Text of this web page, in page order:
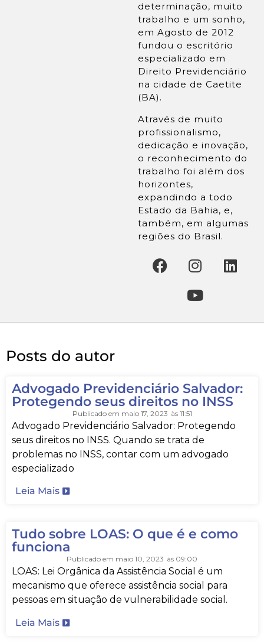
determinação, muito
trabalho e um sonho,
em Agosto de 2012
fundou o escritório
especializado em
Direito Previdenciário
na cidade de Caetite
(BA).
Através de muito
profissionalismo,
dedicação e inovação,
o reconhecimento do
trabalho foi além dos
horizontes,
expandindo a todo
Estado da Bahia, e,
também, em algumas
regiões do Brasil.
Posts do autor
Advogado Previdenciário Salvador:
Protegendo seus direitos no INSS
Publicado em maio 17, 2023 às 11:51
Advogado Previdenciário Salvador: Protegendo
seus direitos no INSS. Quando se trata de
problemas no INSS, contar com um advogado
especializado
Leia Mais
Tudo sobre LOAS: O que é e como
funciona
Publicado em maio 10, 2023 às 09:00
LOAS: Lei Orgânica da Assistência Social é um
mecanismo que oferece assistência social para
pessoas em situação de vulnerabilidade social.
Leia Mais